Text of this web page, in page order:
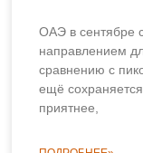
ОАЭ в сентябре
направлением
сравнению с
ещё
приятнее,